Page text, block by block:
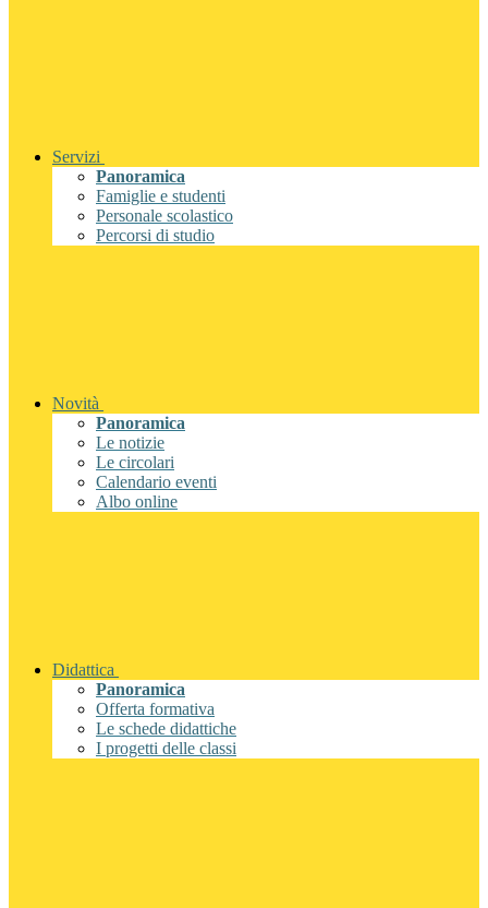
Servizi
Panoramica
Famiglie e studenti
Personale scolastico
Percorsi di studio
Novità
Panoramica
Le notizie
Le circolari
Calendario eventi
Albo online
Didattica
Panoramica
Offerta formativa
Le schede didattiche
I progetti delle classi